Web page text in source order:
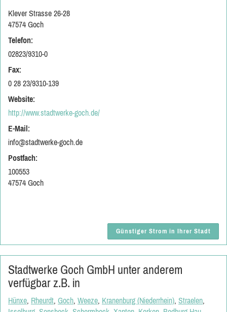
Klever Strasse 26-28
47574 Goch
Telefon:
02823/9310-0
Fax:
0 28 23/9310-139
Website:
http://www.stadtwerke-goch.de/
E-Mail:
info@stadtwerke-goch.de
Postfach:
100553
47574 Goch
Günstiger Strom in Ihrer Stadt
Stadtwerke Goch GmbH unter anderem
verfügbar z.B. in
Hünxe, Rheurdt, Goch, Weeze, Kranenburg (Niederrhein), Straelen,